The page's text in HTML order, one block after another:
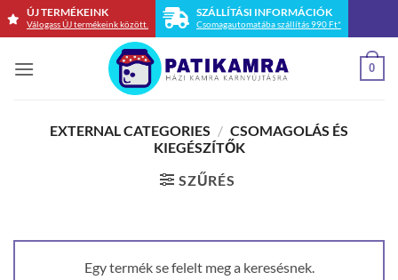
Skip
ÚJ TERMÉKEINK
Válogass ÚJ termékeink között.
SZÁLLÍTÁSI INFORMÁCIÓK
Csomagautomatába szállítás 990 Ft*
0
EXTERNAL CATEGORIES / CSOMAGOLÁS ÉS
KIEGÉSZÍTŐK
SZŰRÉS
Egy termék se felelt meg a keresésnek.